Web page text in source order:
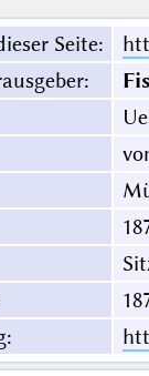
Seite:
:
: